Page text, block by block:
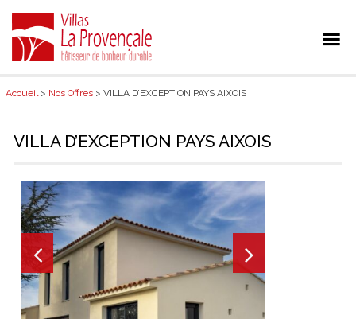
Accueil> Nos Offres > VILLA D’EXCEPTION PAYS AIXOIS
VILLA D’EXCEPTION PAYS AIXOIS